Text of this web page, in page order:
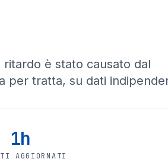
è stato causato dal
per tratta, su dati
1h
AGGIORNATI